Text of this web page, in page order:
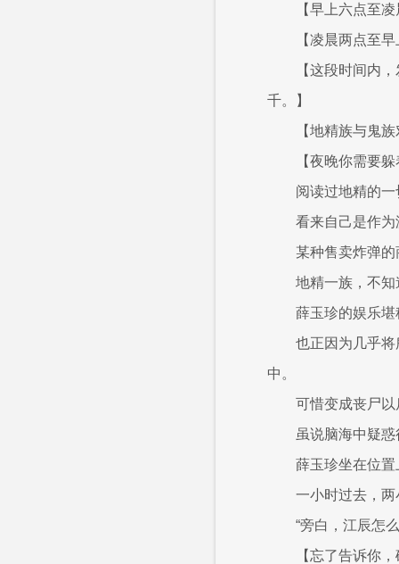
【早上六点至
【凌晨两点至
【这段时间内
千。】
【地精族与鬼
【夜晚你需要
阅读过地精的
看来自己是作
某种售卖炸弹
地精一族，不
薛玉珍的娱乐
也正因为几乎
中。
可惜变成丧尸
虽说脑海中疑
薛玉珍坐在位
一小时过去，
“旁白，江辰怎
【忘了告诉你